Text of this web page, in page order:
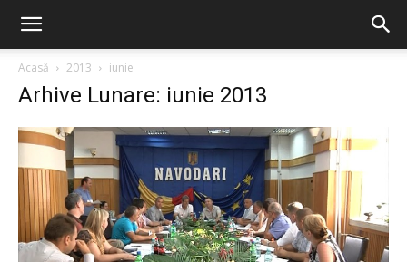
Acasă 2013 iunie
Arhive Lunare: iunie 2013